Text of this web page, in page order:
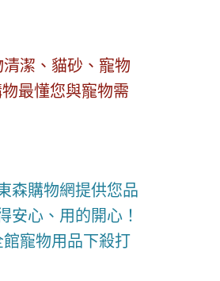
潔、貓砂、寵物
最懂您與寵物需
森購物網提供您品
安心、用的開心！
寵物用品下殺打